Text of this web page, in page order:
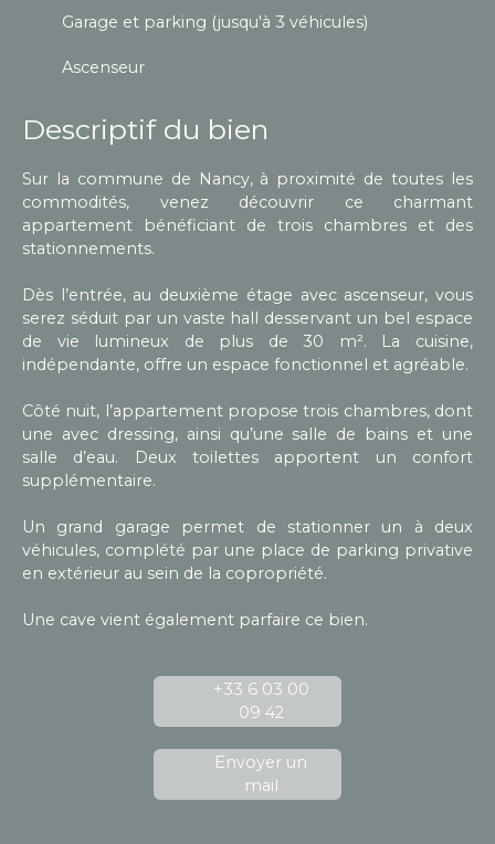
Garage et parking (jusqu'à 3 véhicules)
Ascenseur
Descriptif du bien
Sur la commune de Nancy, à proximité de toutes les
commodités, venez découvrir ce charmant
appartement bénéficiant de trois chambres et des
stationnements.
Dès l’entrée, au deuxième étage avec ascenseur, vous
serez séduit par un vaste hall desservant un bel espace
de vie lumineux de plus de 30 m². La cuisine,
indépendante, offre un espace fonctionnel et agréable.
Côté nuit, l’appartement propose trois chambres, dont
une avec dressing, ainsi qu’une salle de bains et une
salle d’eau. Deux toilettes apportent un confort
supplémentaire.
Un grand garage permet de stationner un à deux
véhicules, complété par une place de parking privative
en extérieur au sein de la copropriété.
Une cave vient également parfaire ce bien.
+33 6 03 00
09 42
Envoyer un
mail